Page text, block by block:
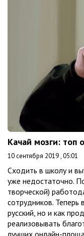
Качай мозги: топ
10 сентября 2019 , 05:01
Сходить в школу и
уже недостаточно.
творческой)
сотрудников. Теперь
русский, но и как
реализовывать
лучших онлайн-